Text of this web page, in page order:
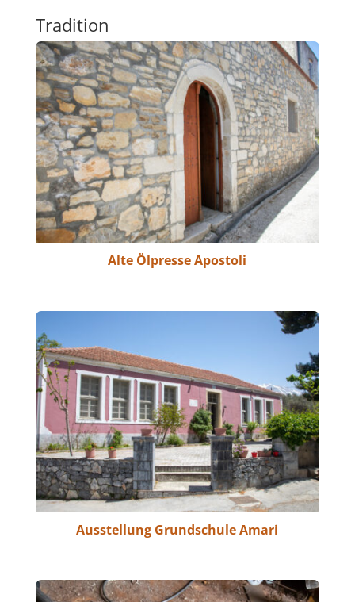
Tradition
Alte Ölpresse Apostoli
Ausstellung Grundschule Amari